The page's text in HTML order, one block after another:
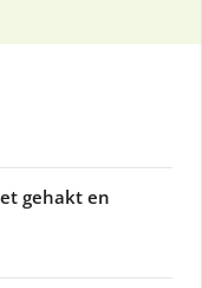
gehakt en